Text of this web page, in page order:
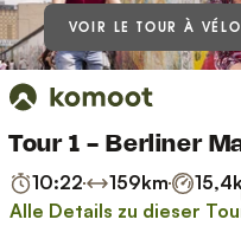
VOIR LE TOUR À VÉLO